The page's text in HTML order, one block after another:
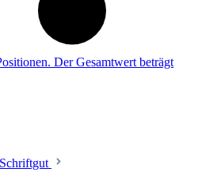
Der Gesamtwert beträgt